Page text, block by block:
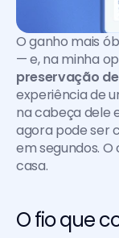
O ganho mais
preservação
experiência de
na cabeça dele
agora pode ser
em segundos.
casa.
O fio que